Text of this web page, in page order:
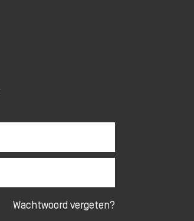
Wachtwoord vergeten?